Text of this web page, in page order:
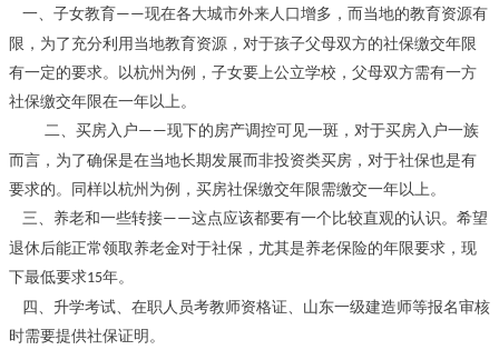
一、子女教育——现在各大城市外来人口增多，而当地的教育资源有
限，为了充分利用当地教育资源，对于孩子父母双方的社保缴交年限
有一定的要求。以杭州为例，子女要上公立学校，父母双方需有一方
社保缴交年限在一年以上。
二、买房入户——现下的房产调控可见一斑，对于买房入户一族
而言，为了确保是在当地长期发展而非投资类买房，对于社保也是有
要求的。同样以杭州为例，买房社保缴交年限需缴交一年以上。
三、养老和一些转接——这点应该都要有一个比较直观的认识。希望
退休后能正常领取养老金对于社保，尤其是养老保险的年限要求，现
下最低要求15年。
四、升学考试、在职人员考教师资格证、 山东一级建造师等报名审核
时需要提供社保证明。